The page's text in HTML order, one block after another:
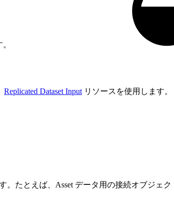
Replicated Dataset Input リソースを使用します。
。たとえば、Asset データ用の接続オブジェ